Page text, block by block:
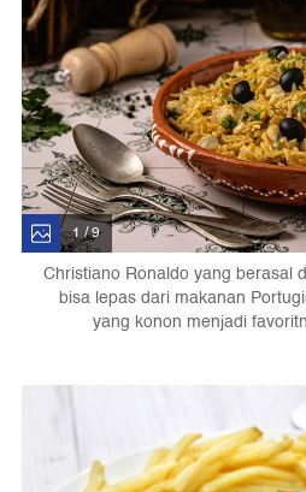
1 / 9
Christiano Ronaldo yang berasal
bisa lepas dari makanan
yang konon menjadi